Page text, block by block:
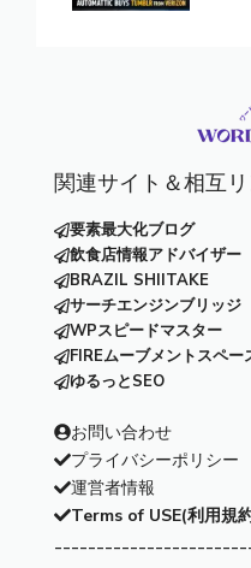
関連サイト＆相互
要素最大化ブログ
飲食店情報アドバイザー
BRAZIL SHIITAKE
サーチエンジンブリッジ
WPスピードマスター
FIREムーブメントスペー
ゆるっとSEO
お問い合わせ
プライバシーポリシー
運営者情報
Terms of USE(利用規